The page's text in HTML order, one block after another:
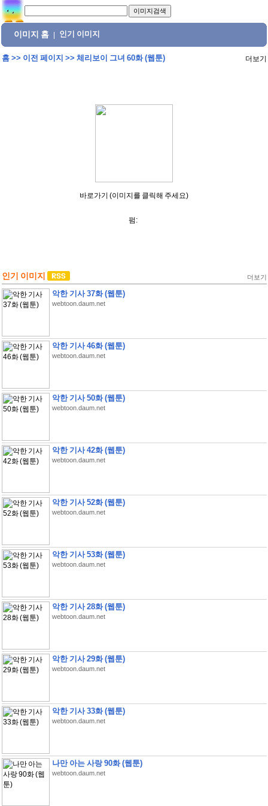
이미지 홈 인기 이미지
홈>> 이전 페이지 >> 체리보이 그녀 60화 (웹툰) 더보기
바로가기 (이미지를 클릭해 주세요)
펌:
인기 이미지 더보기
악한 기사 37화 (웹툰)
webtoon.daum.net
악한 기사 46화 (웹툰)
webtoon.daum.net
악한 기사 50화 (웹툰)
webtoon.daum.net
악한 기사 42화 (웹툰)
webtoon.daum.net
악한 기사 52화 (웹툰)
webtoon.daum.net
악한 기사 53화 (웹툰)
webtoon.daum.net
악한 기사 28화 (웹툰)
webtoon.daum.net
악한 기사 29화 (웹툰)
webtoon.daum.net
악한 기사 33화 (웹툰)
webtoon.daum.net
나만 아는 사랑 90화 (웹툰)
webtoon.daum.net